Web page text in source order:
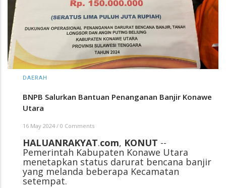
DAERAH
BNPB Salurkan Bantuan Penanganan Banjir Konawe
Utara
16 May 2024 / 0 Comments
HALUANRAKYAT.com, KONUT --
Pemerintah Kabupaten Konawe Utara
menetapkan status darurat bencana banjir
yang melanda beberapa Kecamatan
setempat.